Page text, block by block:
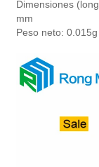
Dimensiones
mm
Peso neto: 0.015g